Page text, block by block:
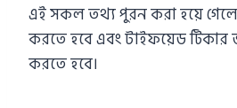
এই সকল তথ্য পুরন করা হয়ে গেলে
করতে হবে এবং টাইফয়েড টিকার
করতে হবে।